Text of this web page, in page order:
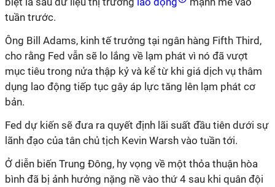
tuần trước.
Ông Bill Adams, kinh tế trưởng tại ngân hàng Fifth Third,
cho rằng Fed vẫn sẽ lo lắng về lạm phát vì nó đã vượt
mục tiêu trong nửa thập kỷ và kể từ khi giá dịch vụ thâm
dụng lao động tiếp tục gây áp lực tăng lên lạm phát cơ
bản.
Fed dự kiến sẽ đưa ra quyết định lãi suất đầu tiên dưới sự
lãnh đạo của tân chủ tịch Kevin Warsh vào tuần tới.
Ở diễn biến Trung Đông, hy vọng về một thỏa thuận hòa
bình đã bị ảnh hưởng nặng nề vào thứ 4 sau khi quân đội